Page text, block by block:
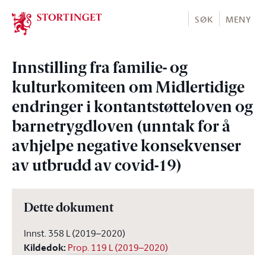
Stortinget.no
SØK MENY
Innstilling fra familie- og
kulturkomiteen om Midlertidige
endringer i kontantstøtteloven og
barnetrygdloven (unntak for å
avhjelpe negative konsekvenser
av utbrudd av covid-19)
Dette dokument
Innst. 358 L (2019–2020)
Kildedok: Prop. 119 L (2019–2020)